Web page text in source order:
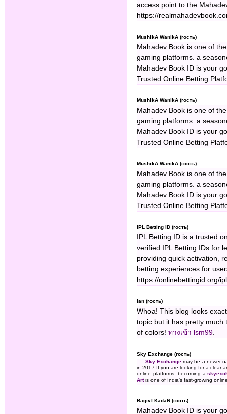
access point to the
https://
MushikA WanikA (гость)
Mahadev Book is one of
gaming platforms. a
Mahadev Book ID is your
Trusted Online Betting
MushikA WanikA (гость)
Mahadev Book is one of
gaming platforms. a
Mahadev Book ID is your
Trusted Online Betting
MushikA WanikA (гость)
Mahadev Book is one of
gaming platforms. a
Mahadev Book ID is your
Trusted Online Betting
IPL Betting ID (гость)
IPL Betting ID is a trusted
verified IPL Betting IDs for
providing quick activation,
betting experiences for
https://onlinebettingid.org/
Ian (гость)
Whoa! This blog looks
topic but it has pretty much
of colors! ทางเข้า lsm99
Sky Exchange (гость)
Sky Exchange may be a newer
in 2017 If you are looking for a clear
online platforms, becoming a
Artis one of India’s fast-growing
BagivI KadaN (гость)
Mahadev Book ID is your